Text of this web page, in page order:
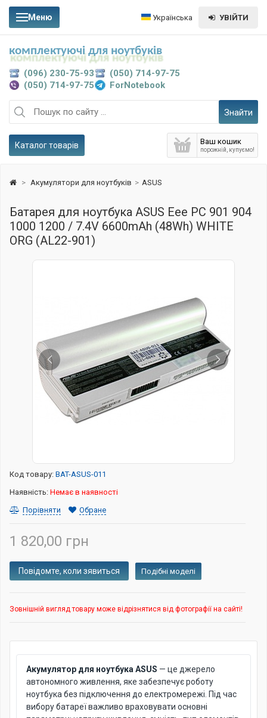
Меню Українська УВІЙТИ
Знайти
Ваш кошик
порожній, купуємо!
Каталог товарів
(096) 230-75-93
(050) 714-97-75
(050) 714-97-75
ForNotebook
комплектуючі для ноутбуків
> Акумулятори для ноутбуків > ASUS
Батарея для ноутбука ASUS Eee PC 901 904
1000 1200 / 7.4V 6600mAh (48Wh) WHITE
ORG (AL22-901)
Код товару: BAT-ASUS-011
Наявність: Немає в наявності
Порівняти
Обране
1 820,00 грн
Подібні моделі
Зовнішній вигляд товару може відрізнятися від фотографії на сайті!
Акумулятор для ноутбука ASUS — це джерело
автономного живлення, яке забезпечує роботу
ноутбука без підключення до електромережі. Під час
вибору батареї важливо враховувати основні